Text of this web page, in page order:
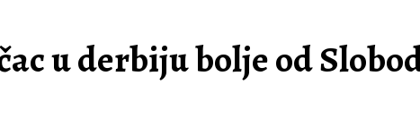
u derbiju bolje od